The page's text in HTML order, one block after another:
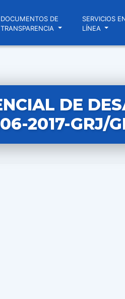
DOCUMENTOS DE
TRANSPARENCIA
SERVICIOS
LÍNEA
DE
2017-GRJ/